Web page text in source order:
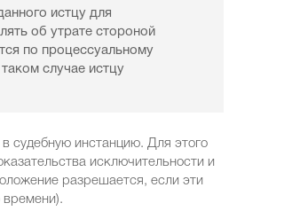
истцу для
об утрате стороной
по процессуальному
случае истцу
судебную инстанцию. Для этого
исключительности и
разрешается, если эти
времени).